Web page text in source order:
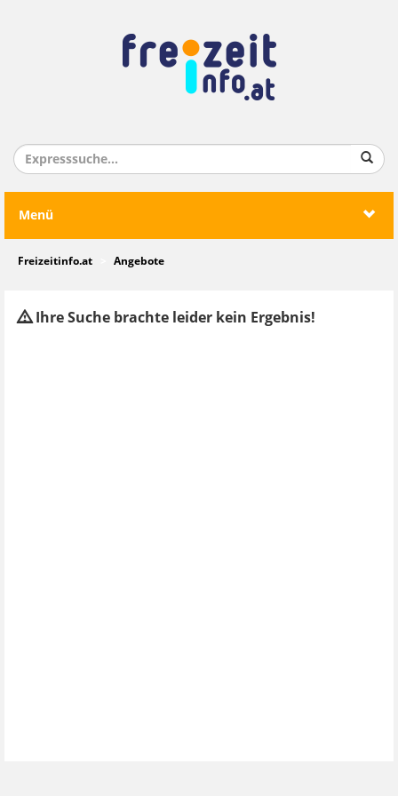
Menü
Freizeitinfo.at Angebote
Ihre Suche brachte leider kein Ergebnis!